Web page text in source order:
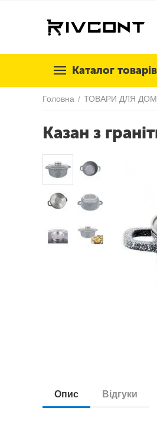
Каталог товарів
Головна / ТОВАРИ ДЛЯ
Казан з
Опис Відгуки